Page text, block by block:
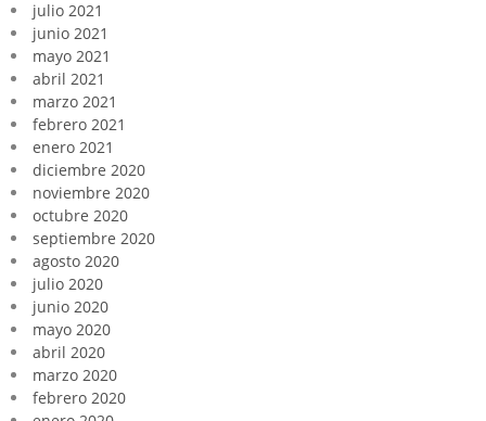
julio 2021
junio 2021
mayo 2021
abril 2021
marzo 2021
febrero 2021
enero 2021
diciembre 2020
noviembre 2020
octubre 2020
septiembre 2020
agosto 2020
julio 2020
junio 2020
mayo 2020
abril 2020
marzo 2020
febrero 2020